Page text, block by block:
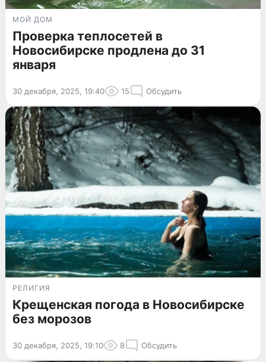
МОЙ ДОМ
Проверка теплосетей в
Новосибирске продлена до 31
января
30 декабря, 2025, 19:40 15 Обсудить
РЕЛИГИЯ
Крещенская погода в Новосибирске
без морозов
30 декабря, 2025, 19:10 8 Обсудить